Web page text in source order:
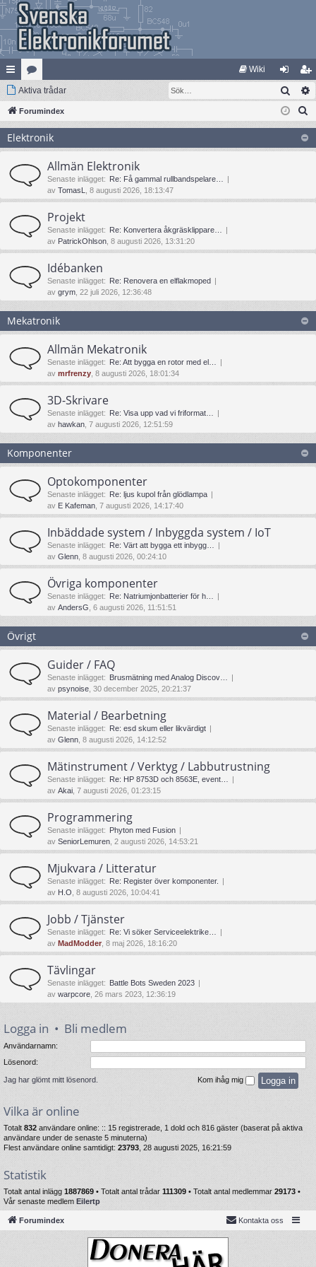
na
bb
lä
nk
ar
at
eg
ori
er
Wiki
og
ga
li
m
ed
le
Aktiva trådar Sök
Forumindex
Elektronik
Allmän Elektronik
Senaste inlägget: Re: Få gammal rullbandspelare…
av TomasL , 8 augusti 2026, 18:13:47
Projekt
Senaste inlägget: Re: Konvertera åkgräsklippare…
av PatrickOhlson , 8 augusti 2026, 13:31:20
Idébanken
Senaste inlägget: Re: Renovera en elflakmoped
av grym , 22 juli 2026, 12:36:48
Mekatronik
Allmän Mekatronik
Senaste inlägget: Re: Att bygga en rotor med el…
av mrfrenzy , 8 augusti 2026, 18:01:34
3D-Skrivare
Senaste inlägget: Re: Visa upp vad vi friformat…
av hawkan , 7 augusti 2026, 12:51:59
Komponenter
Optokomponenter
Senaste inlägget: Re: ljus kupol från glödlampa
av E Kafeman , 7 augusti 2026, 14:17:40
Inbäddade system / Inbyggda system / IoT
Senaste inlägget: Re: Värt att bygga ett inbygg…
av Glenn , 8 augusti 2026, 00:24:10
Övriga komponenter
Senaste inlägget: Re: Natriumjonbatterier för h…
av AndersG , 6 augusti 2026, 11:51:51
Övrigt
Guider / FAQ
Senaste inlägget: Brusmätning med Analog Discov…
av psynoise , 30 december 2025, 20:21:37
Material / Bearbetning
Senaste inlägget: Re: esd skum eller likvärdigt
av Glenn , 8 augusti 2026, 14:12:52
Mätinstrument / Verktyg / Labbutrustning
Senaste inlägget: Re: HP 8753D och 8563E, event…
av Akai , 7 augusti 2026, 01:23:15
Programmering
Senaste inlägget: Phyton med Fusion
av SeniorLemuren , 2 augusti 2026, 14:53:21
Mjukvara / Litteratur
Senaste inlägget: Re: Register över komponenter.
av H.O , 8 augusti 2026, 10:04:41
Jobb / Tjänster
Senaste inlägget: Re: Vi söker Serviceelektrike…
av MadModder , 8 maj 2026, 18:16:20
Tävlingar
Senaste inlägget: Battle Bots Sweden 2023
av warpcore , 26 mars 2023, 12:36:19
Logga in • Bli medlem
Användarnamn:
Lösenord:
Jag har glömt mitt lösenord. Kom ihåg mig
Vilka är online
Totalt 832 användare online: :: 15 registrerade, 1 dold och 816 gäster (baserat på aktiva
användare under de senaste 5 minuterna)
Flest användare online samtidigt: 23793 , 28 augusti 2025, 16:21:59
Statistik
Totalt antal inlägg 1887869 • Totalt antal trådar 111309 • Totalt antal medlemmar 29173 •
Vår senaste medlem Eilertp
Forumindex Kontakta oss